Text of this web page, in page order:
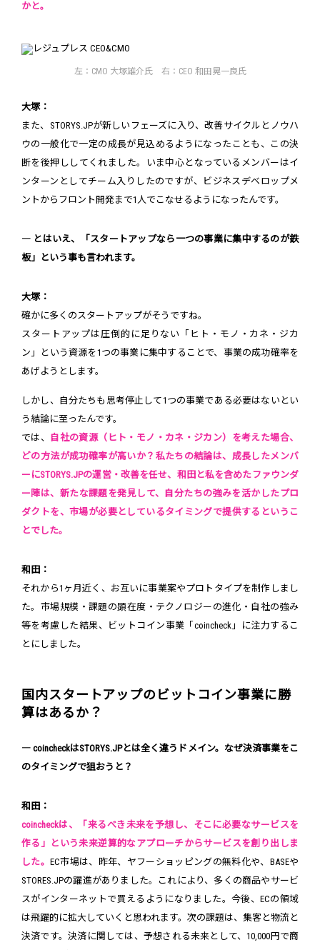
かと。
左：CMO 大塚雄介氏 右：CEO 和田晃一良氏
大塚：
また、STORYS.JPが新しいフェーズに入り、改善サイクルとノウハ
ウの一般化で一定の成長が見込めるようになったことも、この決
断を後押ししてくれました。いま中心となっているメンバーはイ
ンターンとしてチーム入りしたのですが、ビジネスデベロップメ
ントからフロント開発まで1人でこなせるようになったんです。
― とはいえ、「スタートアップなら一つの事業に集中するのが鉄
板」という事も言われます。
大塚：
確かに多くのスタートアップがそうですね。
スタートアップは圧倒的に足りない「ヒト・モノ・カネ・ジカ
ン」という資源を1つの事業に集中することで、事業の成功確率を
あげようとします。
しかし、自分たちも思考停止して1つの事業である必要はないとい
う結論に至ったんです。
では、 自社の資源（ヒト・モノ・カネ・ジカン）を考えた場合、
どの方法が成功確率が高いか？私たちの結論は、成長したメンバ
ーにSTORYS.JPの運営・改善を任せ、和田と私を含めたファウンダ
ー陣は、新たな課題を発見して、自分たちの強みを活かしたプロ
ダクトを、市場が必要としているタイミングで提供するというこ
とでした。
和田：
それから1ヶ月近く、お互いに事業案やプロトタイプを制作しまし
た。市場規模・課題の顕在度・テクノロジーの進化・自社の強み
等を考慮した結果、ビットコイン事業「coincheck」に注力するこ
とにしました。
国内スタートアップのビットコイン事業に勝
算はあるか？
― coincheckはSTORYS.JPとは全く違うドメイン。なぜ決済事業をこ
のタイミングで狙おうと？
和田：
coincheckは、「来るべき未来を予想し、そこに必要なサービスを
作る」という未来逆算的なアプローチからサービスを創り出しま
した。 EC市場は、昨年、ヤフーショッピングの無料化や、BASEや
STORES.JPの躍進がありました。これにより、多くの商品やサービ
スがインターネットで買えるようになりました。今後、ECの領域
は飛躍的に拡大していくと思われます。次の課題は、集客と物流と
決済です。決済に関しては、予想される未来として、10,000円で商